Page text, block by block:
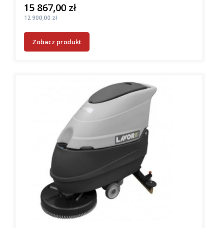
Cena
15 867,00 zł
Cena
12 900,00 zł
Zobacz produkt